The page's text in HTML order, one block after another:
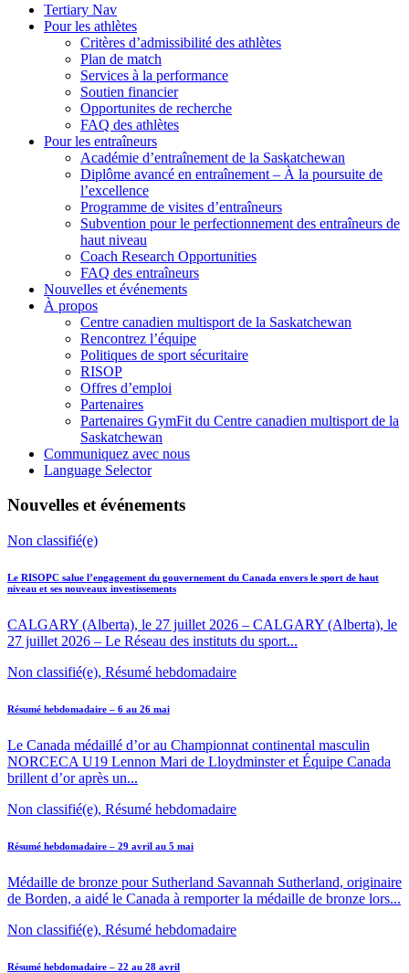
Tertiary Nav
Pour les athlètes
Critères dʼadmissibilité des athlètes
Plan de match
Services à la performance
Soutien financier
Opportunites de recherche
FAQ des athlètes
Pour les entraîneurs
Académie d’entraînement de la Saskatchewan
Diplôme avancé en entraînement – À la poursuite de
l’excellence
Programme de visites d’entraîneurs
Subvention pour le perfectionnement des entraîneurs de
haut niveau
Coach Research Opportunities
FAQ des entraîneurs
Nouvelles et événements
À propos
Centre canadien multisport de la Saskatchewan
Rencontrez l’équipe
Politiques de sport sécuritaire
RISOP
Offres d’emploi
Partenaires
Partenaires GymFit du Centre canadien multisport de la
Saskatchewan
Communiquez avec nous
Language Selector
Nouvelles et événements
Non classifié(e)
Le RISOPC salue l’engagement du gouvernement du Canada envers le sport de haut
niveau et ses nouveaux investissements
CALGARY (Alberta), le 27 juillet 2026 – CALGARY (Alberta), le
27 juillet 2026 – Le Réseau des instituts du sport...
Non classifié(e), Résumé hebdomadaire
Résumé hebdomadaire – 6 au 26 mai
Le Canada médaillé d’or au Championnat continental masculin
NORCECA U19 Lennon Mari de Lloydminster et Équipe Canada
brillent d’or après un...
Non classifié(e), Résumé hebdomadaire
Résumé hebdomadaire – 29 avril au 5 mai
Médaille de bronze pour Sutherland Savannah Sutherland, originaire
de Borden, a aidé le Canada à remporter la médaille de bronze lors...
Non classifié(e), Résumé hebdomadaire
Résumé hebdomadaire – 22 au 28 avril